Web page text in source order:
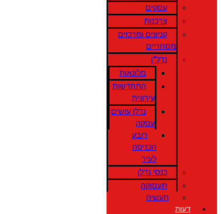
עסקים
צרכנות
קניונים ומרכזים
מסחריים
נדל"ן
מלונאות
התחדשות
עירונית
נדלן עושים
עסקה
רובע
הכניסה
לעיר
כנסי נדלן
תעסוקה
תעשיה
דעות